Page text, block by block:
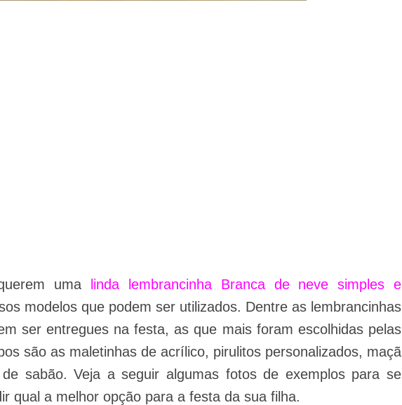
uma linda lembrancinha Branca de neve simples e
modelos que podem ser utilizados. Dentre as lembrancinhas
ser entregues na festa, as que mais foram escolhidas pelas
são as maletinhas de acrílico, pirulitos personalizados, maçã
sabão. Veja a seguir algumas fotos de exemplos para se
qual a melhor opção para a festa da sua filha.